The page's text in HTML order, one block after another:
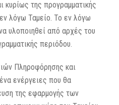
κυρίως της προγραμματικής
λόγω Ταμείο. Το εν λόγω
υλοποιηθεί από αρχές του
περιόδου.
Πληροφόρησης και
ενέργειες που θα
της εφαρμογής των